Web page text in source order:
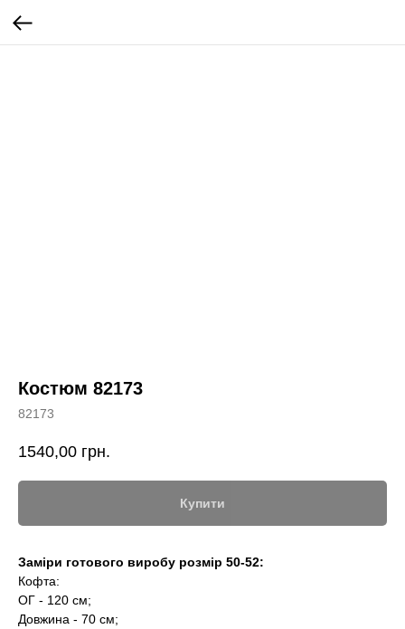
Костюм 82173
82173
1540,00 грн.
Купити
Заміри готового виробу розмір 50-52:
Кофта:
ОГ - 120 см;
Довжина - 70 см;